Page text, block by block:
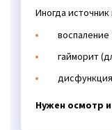
Иногда
воспаление
гайморит
Нужен осмотр